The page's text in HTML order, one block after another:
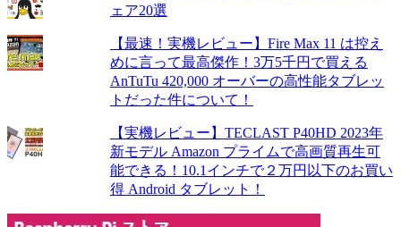
ェア20選
【最速！実機レビュー】Fire Max 11 は控え
めに言って最高傑作！3万5千円で買える
AnTuTu 420,000 オーバーの高性能タブレッ
トだった件について！
【実機レビュー】TECLAST P40HD 2023年
新モデル Amazon プライムで高画質再生可
能できる！10.1インチで２万円以下のお買い
得 Android タブレット！